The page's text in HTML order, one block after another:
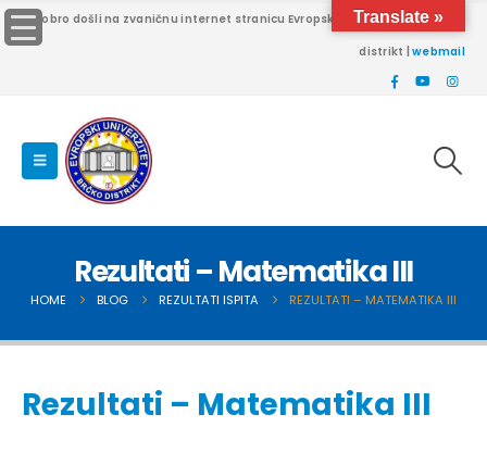
Dobro došli na zvaničnu internet stranicu Evropskog univerziteta Brčko
distrikt |webmail
Rezultati – Matematika III
HOME BLOG REZULTATI ISPITA REZULTATI – MATEMATIKA III
Rezultati – Matematika III
Translate »